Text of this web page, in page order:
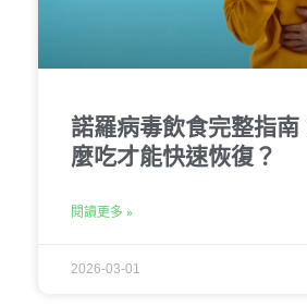
諾羅病毒飲食完整指南
麼吃才能快速恢復？
閱讀更多 »
2026-03-01